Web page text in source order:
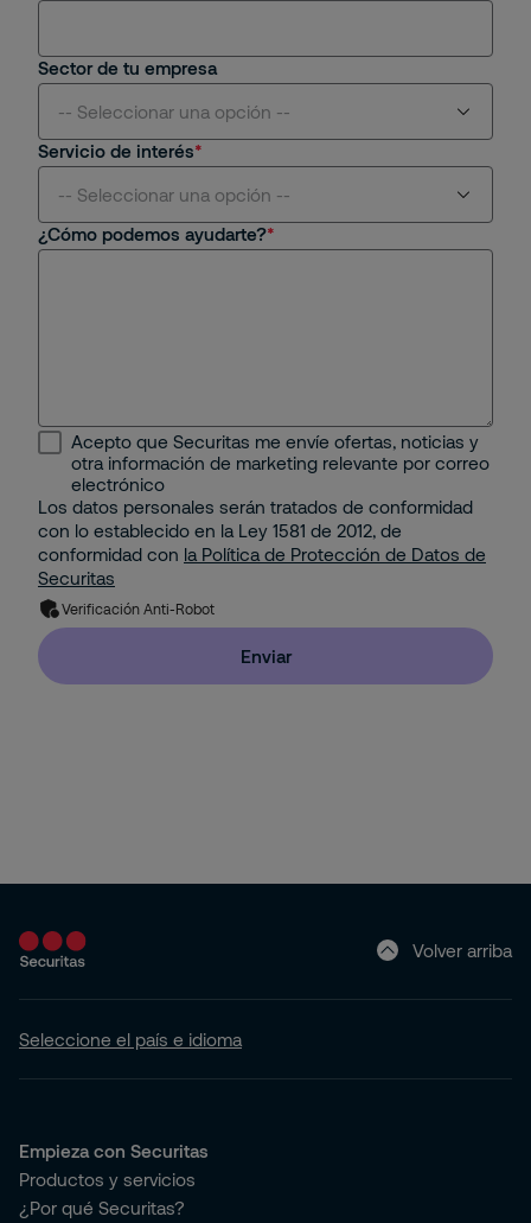
Sector de tu empresa
-- Seleccionar una opción --
Centros Comerciales y Retail
Minería e Hidrocarburos
Portuario
Property
Residencial
Servicio de interés
-- Seleccionar una opción --
Seguridad Mobile
Seguridad Electrónica
Gestión Corporativa del Riesgo
Solución de Seguridad: Integración de 2 o más
Servicios con Tecnología
¿Cómo podemos ayudarte?
Acepto que Securitas me envíe ofertas, noticias y
otra información de marketing relevante por correo
electrónico
Los datos personales serán tratados de conformidad
con lo establecido en la Ley 1581 de 2012, de
conformidad con la Política de Protección de Datos de
Securitas
Verificación Anti-Robot
Enviar
Volver arriba
Seleccione el país e idioma
Empieza con Securitas
Productos y servicios
¿Por qué Securitas?